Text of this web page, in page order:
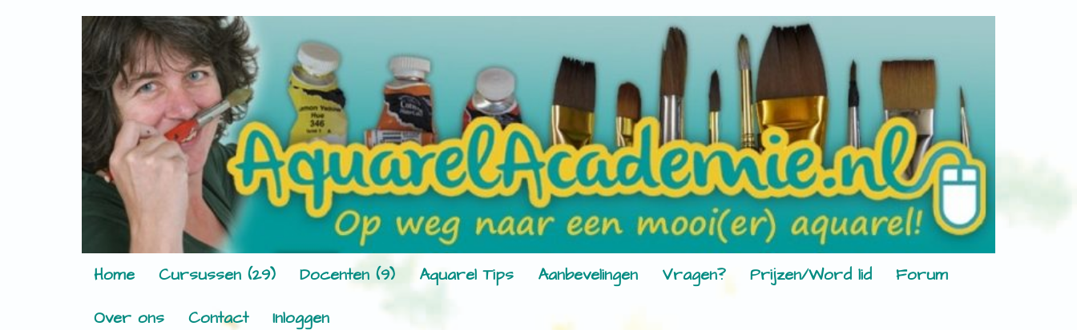
Home Cursussen (29) Docenten (9) Aquarel Tips Aanbevelingen Vragen? Prijzen/Word lid
Forum
Over ons
Contact Inloggen